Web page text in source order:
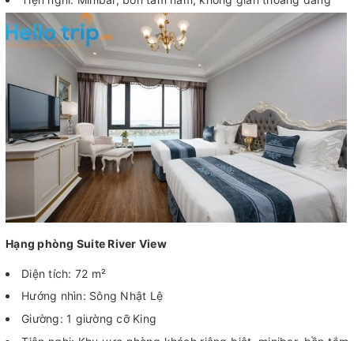
Hạng phòng Suite River View
Diện tích: 72 m²
Hướng nhìn: Sông Nhật Lệ
Giường: 1 giường cỡ King